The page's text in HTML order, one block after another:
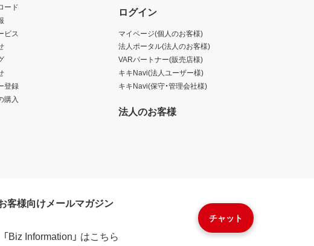
チャット
ード
ビス
登録
購入
ログイン
マイページ(個人のお客様)
法人ポータル(法人のお客様)
VARパートナー(販売店様)
キキNavi(法人ユーザー様)
キキNavi(保守・管理会社様)
法人のお客様
客様向けメールマガジン
「Biz Information」 はこちら